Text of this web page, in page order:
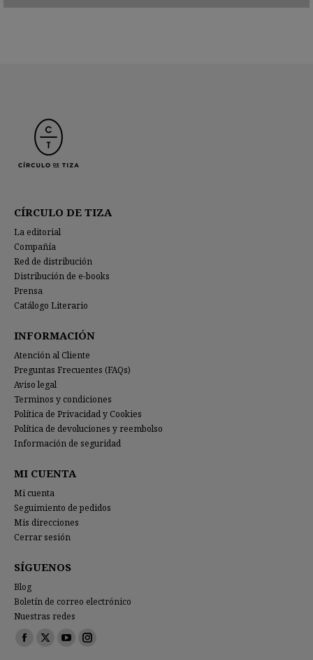
CÍRCULO DE TIZA
La editorial
Compañía
Red de distribución
Distribución de e-books
Prensa
Catálogo Literario
INFORMACIÓN
Atención al Cliente
Preguntas Frecuentes (FAQs)
Aviso legal
Terminos y condiciones
Política de Privacidad y Cookies
Política de devoluciones y reembolso
Información de seguridad
MI CUENTA
Mi cuenta
Seguimiento de pedidos
Mis direcciones
Cerrar sesión
SÍGUENOS
Blog
Boletín de correo electrónico
Nuestras redes
Encuéntranos en:
Facebook
X
YouTubeInstagram